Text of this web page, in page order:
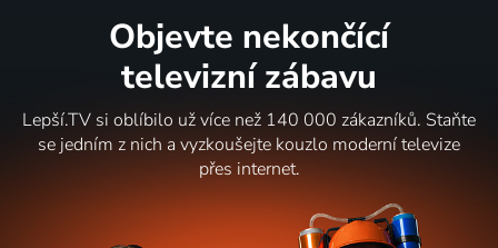
Objevte nekončící
televizní zábavu
Lepší.TV si oblíbilo už více než 140 000 zákazníků. Staňte
se jedním z nich a vyzkoušejte kouzlo moderní televize
přes internet.